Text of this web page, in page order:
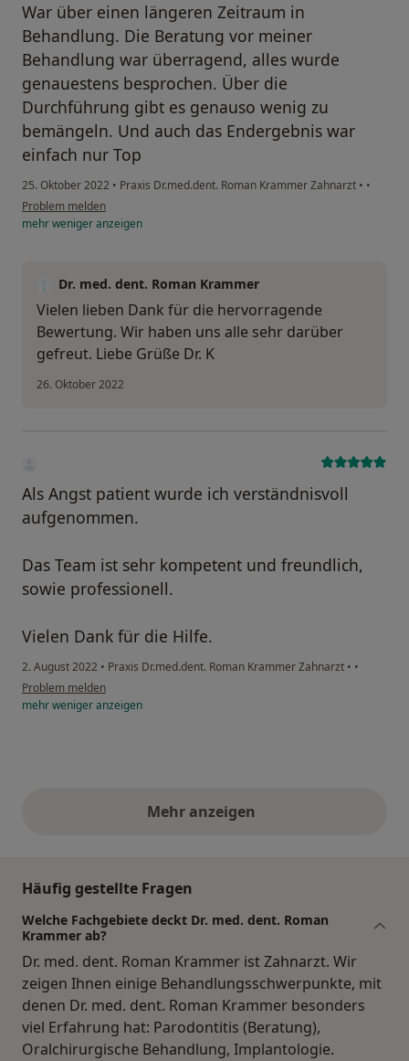
War über einen längeren Zeitraum in
Behandlung. Die Beratung vor meiner
Behandlung war überragend, alles wurde
genauestens besprochen. Über die
Durchführung gibt es genauso wenig zu
bemängeln. Und auch das Endergebnis war
einfach nur Top
25. Oktober 2022 • Praxis Dr.med.dent. Roman Krammer Zahnarzt • •
Problem melden
mehrwenigeranzeigen
Dr. med. dent. Roman Krammer
Vielen lieben Dank für die hervorragende
Bewertung. Wir haben uns alle sehr darüber
gefreut. Liebe Grüße Dr. K
26. Oktober 2022
Als Angst patient wurde ich verständnisvoll
aufgenommen.
Das Team ist sehr kompetent und freundlich,
sowie professionell.
Vielen Dank für die Hilfe.
2. August 2022 • Praxis Dr.med.dent. Roman Krammer Zahnarzt • •
Problem melden
mehrwenigeranzeigen
Mehr anzeigenobige Stellungnahmen
Häufig gestellte Fragen
Welche Fachgebiete deckt Dr. med. dent. Roman
Krammer ab?
Dr. med. dent. Roman Krammer ist Zahnarzt. Wir
zeigen Ihnen einige Behandlungsschwerpunkte, mit
denen Dr. med. dent. Roman Krammer besonders
viel Erfahrung hat: Parodontitis (Beratung),
Oralchirurgische Behandlung, Implantologie.